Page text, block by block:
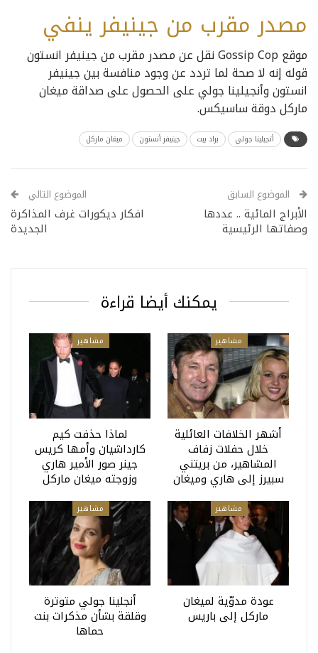
مصدر مقرب من جينيفر ينفي
موقع Gossip Cop نقل عن مصدر مقرب من جينيفر انستون
قوله إنه لا صحة لما تردد عن وجود منافسة بين جينيفر
انستون وأنجيلينا جولي على الحصول على صداقة ميغان
ماركل دوقة ساسيكس.
أنجيلينا جولي براد بيت جينيفر أنستون ميغان ماركل
الموضوع السابق
الأبراج المائية .. عددها
وصفاتها الرئيسية
الموضوع التالي
افكار ديكورات غرف المذاكرة
الجديدة
يمكنك أيضا قراءة
مشاهير
أشهر الخلافات العائلية
خلال حفلات زفاف
المشاهير، من بريتني
سبيرز إلى هاري وميغان
مشاهير
لماذا حذفت كيم
كارداشيان وأمها كريس
جينر صور الأمير هاري
وزوجته ميغان ماركل
مشاهير
عودة مدوّية لميغان
ماركل إلى باريس
مشاهير
أنجلينا جولي متوترة
وقلقة بشأن مذكرات بنت
حماها